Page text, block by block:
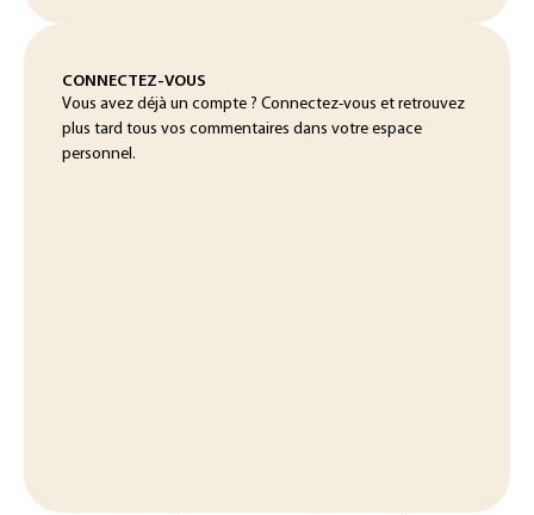
CONNECTEZ-VOUS
Vous avez déjà un compte ? Connectez-vous et retrouvez
plus tard tous vos commentaires dans votre espace
personnel.